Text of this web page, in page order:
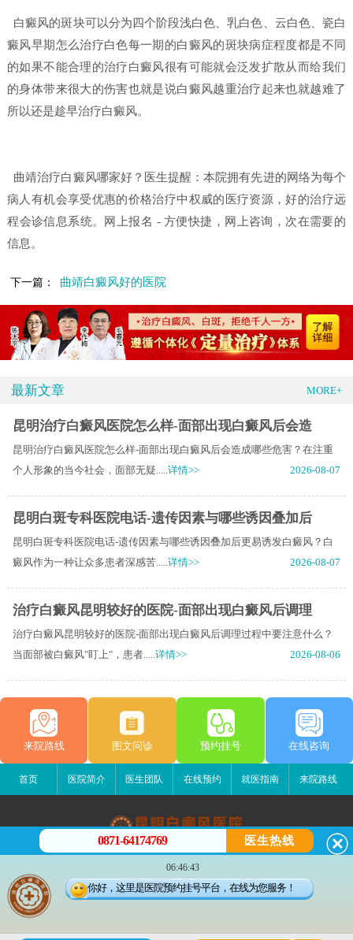
白癜风的斑块可以分为四个阶段浅白色、乳白色、云白色、瓷白
癜风早期怎么治疗白色每一期的白癜风的斑块病症程度都是不同
的如果不能合理的治疗白癜风很有可能就会泛发扩散从而给我们
的身体带来很大的伤害也就是说白癜风越重治疗起来也就越难了
所以还是趁早治疗白癜风。
曲靖治疗白癜风哪家好？ 医生提醒：本院拥有先进的网络为每个
病人有机会享受优惠的价格治疗中权威的医疗资源，好的治疗远
程会诊信息系统。网上报名 - 方便快捷，网上咨询，次在需要的
信息。
下一篇： 曲靖白癜风好的医院
最新文章 MORE+
昆明治疗白癜风医院怎么样-面部出现白癜风后会造
昆明治疗白癜风医院怎么样-面部出现白癜风后会造成哪些危害？在注重
个人形象的当今社会，面部无疑.....详情>> 2026-08-07
昆明白斑专科医院电话-遗传因素与哪些诱因叠加后
昆明白斑专科医院电话-遗传因素与哪些诱因叠加后更易诱发白癜风？白
癜风作为一种让众多患者深感苦.....详情>> 2026-08-07
治疗白癜风昆明较好的医院-面部出现白癜风后调理
治疗白癜风昆明较好的医院-面部出现白癜风后调理过程中要注意什么？
当面部被白癜风"盯上"，患者.....详情>> 2026-08-06
来院路线 图文问诊 预约挂号 在线咨询
首页 医院简介 医生团队 在线预约 就医指南 来院路线
昆明白癜风医院
昆明市五华区护国路2号
版权所有：昆明白癜风医院
滇公安备 53010202000563号
0871-64174769 医生热线
06:46:43
你好，这里是医院预约挂号平台，在线为您服务！